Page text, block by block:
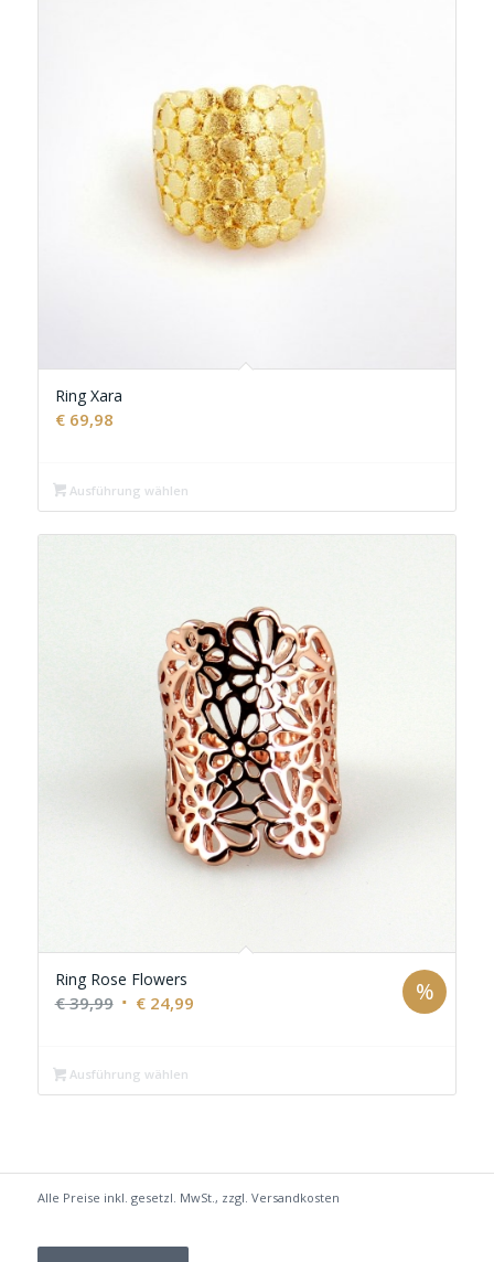
Ring Xara
€69,98
Ausführung wählen
Ring Rose Flowers
€39,99 Ursprünglicher
€ 39,99
€24,99Aktueller
%
Ausführung wählen
Alle Preise inkl. gesetzl. MwSt., zzgl. Versandkosten